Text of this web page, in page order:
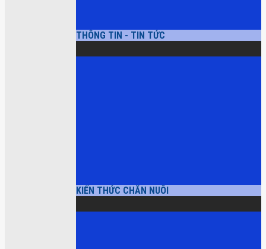
THÔNG TIN - TIN TỨC
KIẾN THỨC CHĂN NUÔI